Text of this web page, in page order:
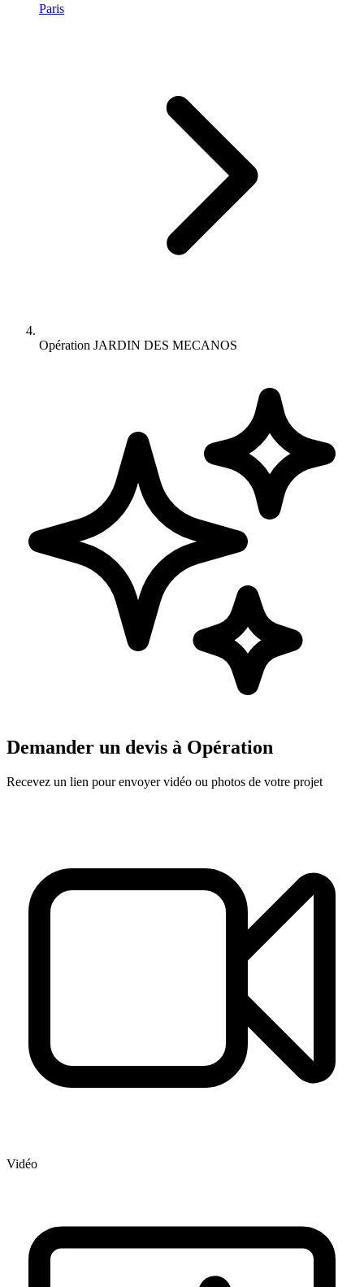
Paris
Opération JARDIN DES MECANOS
Demander un devis à Opération
Recevez un lien pour envoyer vidéo ou photos de votre projet
Vidéo